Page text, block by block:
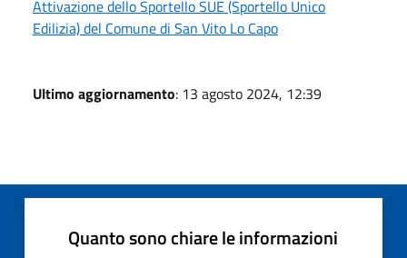
Attivazione dello Sportello SUE (Sportello Unico
Edilizia) del Comune di San Vito Lo Capo
Ultimo aggiornamento: 13 agosto 2024, 12:39
Quanto sono chiare le informazioni